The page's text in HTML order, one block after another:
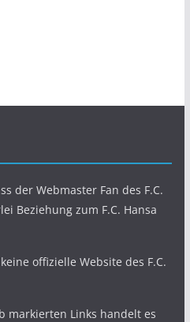
der Webmaster Fan des F.C.
Beziehung zum F.C. Hansa
offizielle Website des F.C.
markierten Links handelt es